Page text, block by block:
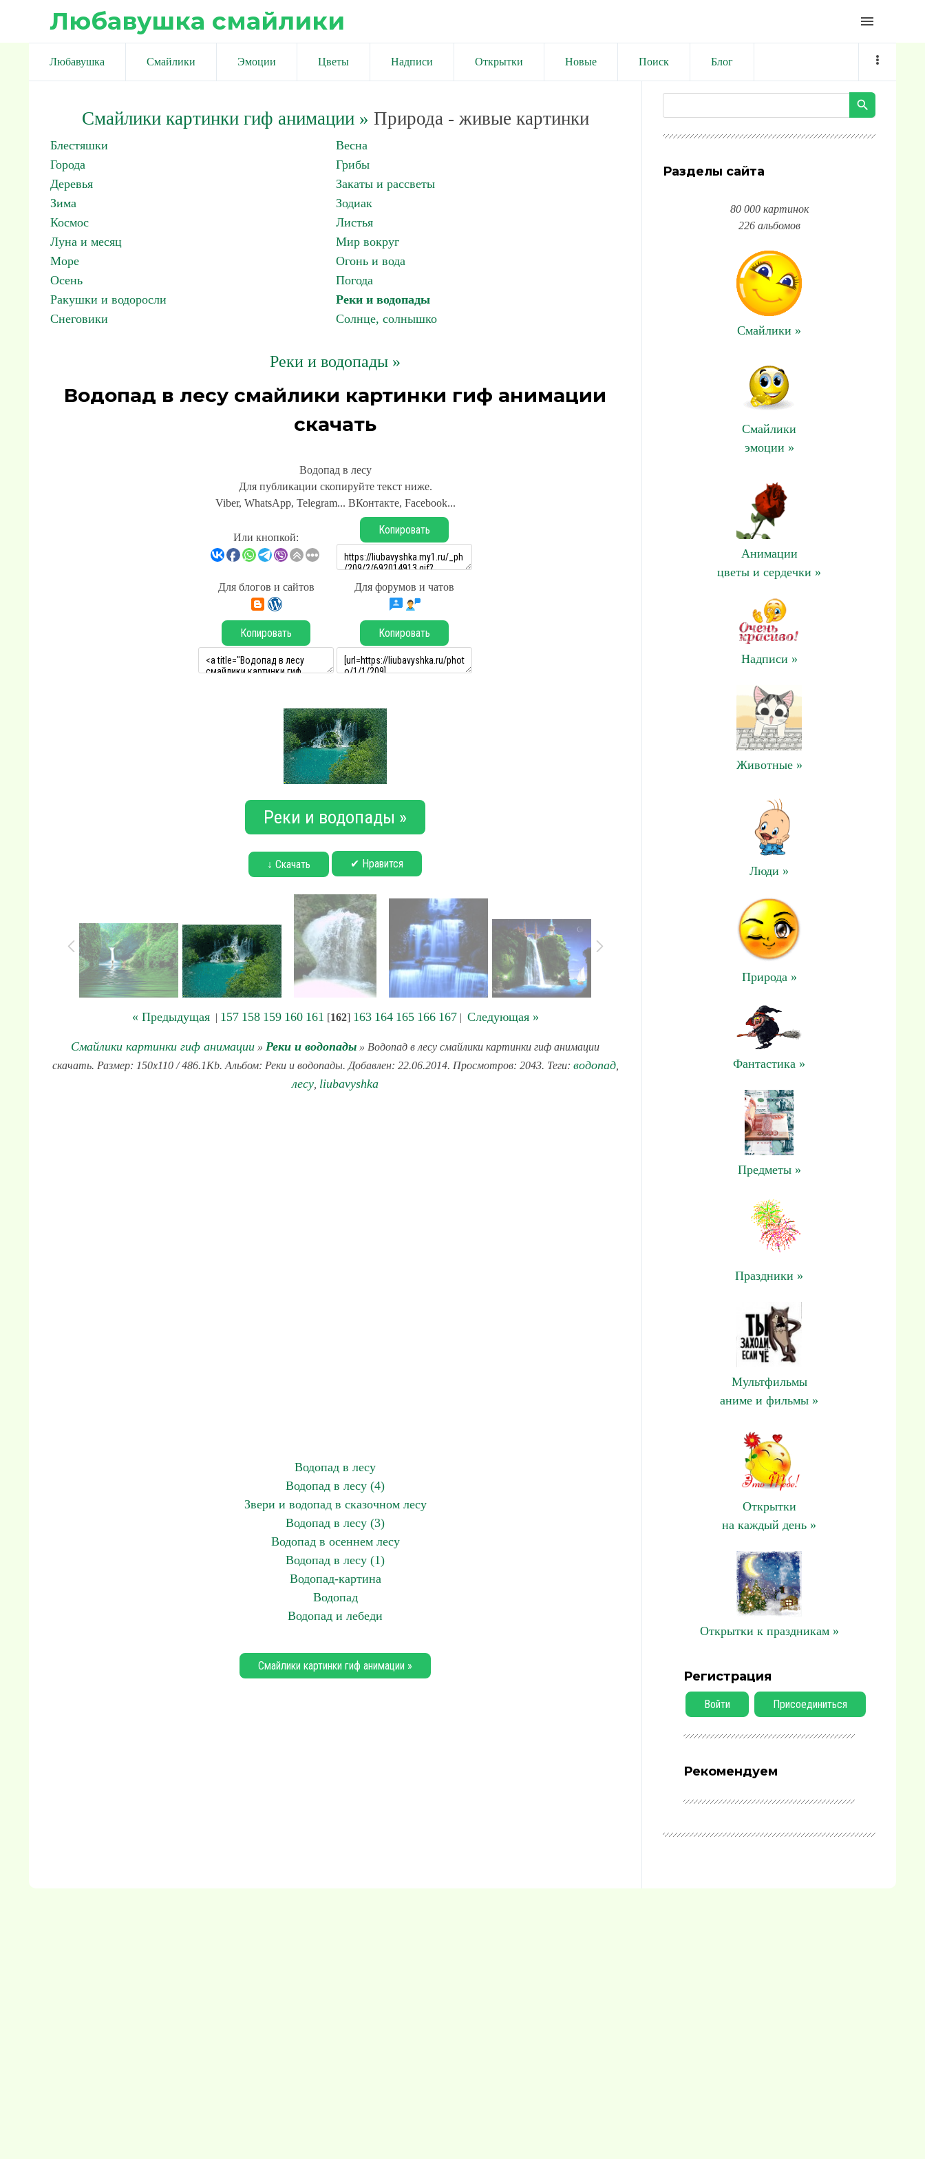
Любавушка смайлики menu
Любавушка Смайлики Эмоции Цветы Надписи Открытки Новые Поиск Блог
Смайлики картинки гиф анимации» Природа - живые картинки
Блестяшки
Весна
Города
Грибы
Деревья
Закаты и рассветы
Зима
Зодиак
Космос
Листья
Луна и месяц
Мир вокруг
Море
Огонь и вода
Осень
Погода
Ракушки и водоросли
Реки и водопады
Снеговики
Солнце, солнышко
Реки и водопады »
Водопад в лесу смайлики картинки гиф анимации
скачать
Водопад в лесу
Для публикации скопируйте текст ниже.
Viber, WhatsApp, Telegram... ВКонтакте, Facebook...
Или кнопкой:
Копировать
Для блогов и сайтов Для форумов и чатов
Копировать Копировать
Реки и водопады »
↓ Скачать ✔ Нравится
« Предыдущая| 157 158 159 160 161 [162] 163 164 165 166 167| Следующая »
Смайлики картинки гиф анимации » Реки и водопады » Водопад в лесу смайлики картинки гиф анимации
скачать. Размер: 150x110 / 486.1Kb. Альбом: Реки и водопады. Добавлен: 22.06.2014. Просмотров: 2043. Теги: водопад,
лесу liubavyshka
Водопад в лесу
Водопад в лесу (4)
Звери и водопад в сказочном лесу
Водопад в лесу (3)
Водопад в осеннем лесу
Водопад в лесу (1)
Водопад-картина
Водопад
Водопад и лебеди
Смайлики картинки гиф анимации »
Разделы сайта
80 000 картинок
226 альбомов
Смайлики »
Смайлики
эмоции »
Анимации
цветы и сердечки »
Надписи »
Животные »
Люди »
Природа »
Фантастика »
Предметы »
Праздники »
Мультфильмы
аниме и фильмы »
Открытки
на каждый день »
Открытки к праздникам »
Регистрация
Войти Присоединиться
Рекомендуем